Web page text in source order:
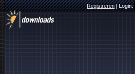
Registreren|Login: